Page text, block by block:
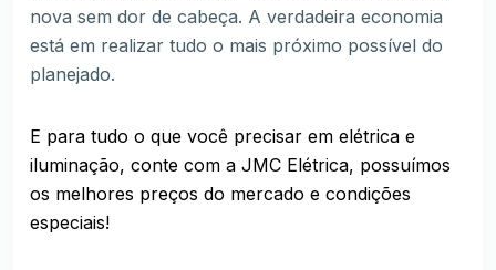
nova sem dor de cabeça. A verdadeira economia
está em realizar tudo o mais próximo possível do
planejado.
E para tudo o que você precisar em elétrica e
iluminação, conte com a JMC Elétrica, possuímos
os melhores preços do mercado e condições
especiais!